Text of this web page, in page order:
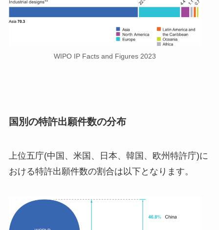
WIPO IP Facts and Figures 2023
国別の特許出願件数の分布
上位五庁(中国、米国、日本、韓国、欧州特許庁)に
おける特許出願件数の割合は以下となります。